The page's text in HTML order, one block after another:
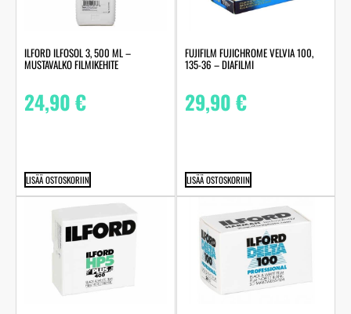
ILFORD ILFOSOL 3, 500 ML –
MUSTAVALKO FILMIKEHITE
24,90€
LISÄÄ OSTOSKORIIN
FUJIFILM FUJICHROME VELVIA 100,
135-36 – DIAFILMI
29,90€
LISÄÄ OSTOSKORIIN